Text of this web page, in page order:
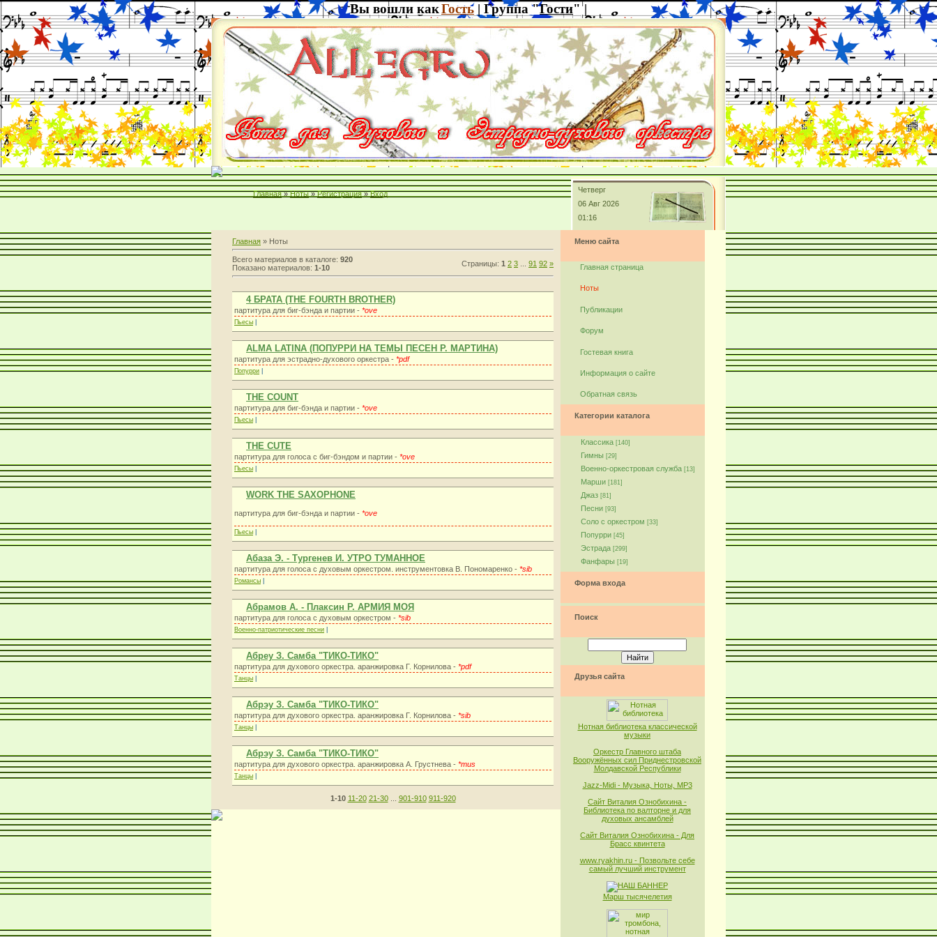
Вы вошли какГость | Группа "Гости" |
Главная » Ноты » Регистрация » Вход
Четверг
06 Авг 2026
01:16
Главная » Ноты
Всего материалов в каталоге: 920
Показано материалов: 1-10 Страницы: 1 2 3 91 92 »
4 БРАТА (THE FOURTH BROTHER)
партитура для биг-бэнда и партии - *ove
Пьесы
ALMA LATINA (ПОПУРРИ НА ТЕМЫ ПЕСЕН Р. МАРТИНА)
партитура для эстрадно-духового оркестра - *pdf
Попурри
THE COUNT
партитура для биг-бэнда и партии - *ove
Пьесы
THE CUTE
партитура для голоса с биг-бэндом и партии - *ove
Пьесы
WORK THE SAXOPHONE
партитура для биг-бэнда и партии - *ove
Пьесы
Абаза Э. - Тургенев И. УТРО ТУМАННОЕ
партитура для голоса с духовым оркестром. инструментовка В. Пономаренко - *sib
Романсы
Абрамов А. - Плаксин Р. АРМИЯ МОЯ
партитура для голоса с духовым оркестром - *sib
Военно-патриотические песни
Абреу З. Самба "ТИКО-ТИКО"
партитура для духового оркестра. аранжировка Г. Корнилова - *pdf
Танцы
Абрэу З. Самба "ТИКО-ТИКО"
партитура для духового оркестра. аранжировка Г. Корнилова - *sib
Танцы
Абрэу З. Самба "ТИКО-ТИКО"
партитура для духового оркестра. аранжировка А. Грустнева - *mus
Танцы
1-10 11-20 21-30 901-910 911-920
Меню сайта
Главная страница
Ноты
Публикации
Форум
Гостевая книга
Информация о сайте
Обратная связь
Категории каталога
Классика [140]
Гимны [29]
Военно-оркестровая служба [13]
Марши [181]
Джаз [81]
Песни [93]
Соло с оркестром [33]
Попурри [45]
Эстрада [299]
Фанфары [19]
Форма входа
Поиск
Друзья сайта
Нотная библиотека классической
музыки
Оркестр Главного штаба
Вооружённых сил Приднестровской
Молдавской Республики
Jazz-Midi - Музыка, Ноты, MP3
Сайт Виталия Ознобихина -
Библиотека по валторне и для
духовых ансамблей
Сайт Виталия Ознобихина - Для
Брасс квинтета
www.ryakhin.ru - Позвольте себе
самый лучший инструмент
Марш тысячелетия